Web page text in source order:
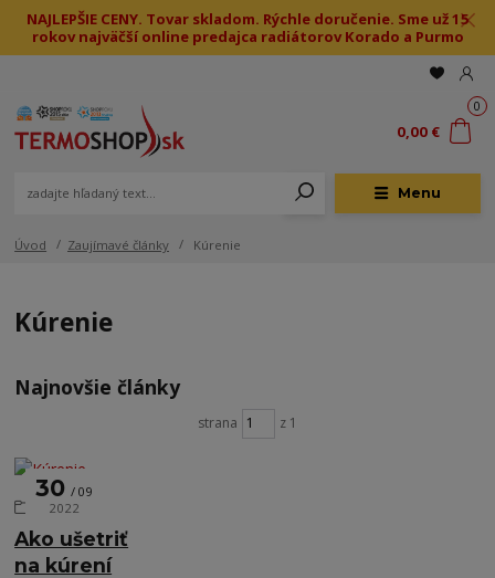
NAJLEPŠIE CENY. Tovar skladom. Rýchle doručenie. Sme už 15
rokov najväčší online predajca radiátorov Korado a Purmo
Menu
0
0,00 €
Úvod Zaujímavé články Kúrenie
Kúrenie
Najnovšie články
strana z 1
Ako ušetriť
na kúrení
30
09
2022
Kúrenie